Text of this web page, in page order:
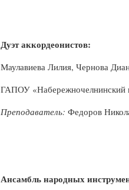
Дуэт аккордеонистов:
Маулавиева Лилия, Чернова
ГАПОУ «Набережночелнинский
Преподаватель: Федоров
Ансамбль народных